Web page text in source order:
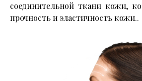
соединительной ткани кожи,
прочность и эластичность кожи..